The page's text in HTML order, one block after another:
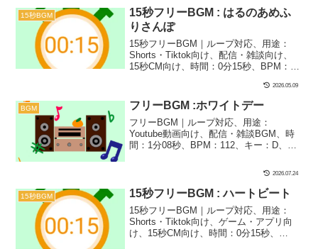
15秒BGM
15秒フリーBGM : はるのあめふ
りさんぽ
15秒フリーBGM｜ループ対応、用途：
Shorts・Tiktok向け、配信・雑談向け、
15秒CM向け、時間：0分15秒、BPM：
器：オルゴール、ピアノ、シンセサイザ
ー｜15秒BGM第17弾！配信や次回予告の
BGM、エンディングテーマなどにぴった
りの、あめふりのおさんぽみたいな曲で
す！春っぽいオルゴールの軽やかな音が
一押しポイント！
2026.05.09
BGM フリーBGM :ホワイトデー
フリーBGM｜ループ対応、用途：
Youtube動画向け、配信・雑談BGM、時
間：1分08秒、BPM：112、キー：D、ジ
ンセサイザー、オルゴール、ストリング
ス｜ホワイトデーをイメージした明るく
て恋っぽいフリーBGMです！ちなみに、
ひろばフリーBGMの『バレンタイン』へ
のアンサーBGMで、だから雰囲気も近い
けど、こっちの方をより未来への希望に
満ちた感じに仕上げました！
2026.07.24
15秒BGM 15秒フリーBGM : ハートビート
15秒フリーBGM｜ループ対応、用途：
Shorts・Tiktok向け、ゲーム・アプリ向
け、15秒CM向け、時間：0分15秒、